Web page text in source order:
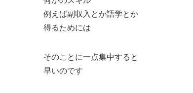
例えば副収入とか語学とか
得るためには
そのことに一点集中すると
早いのです